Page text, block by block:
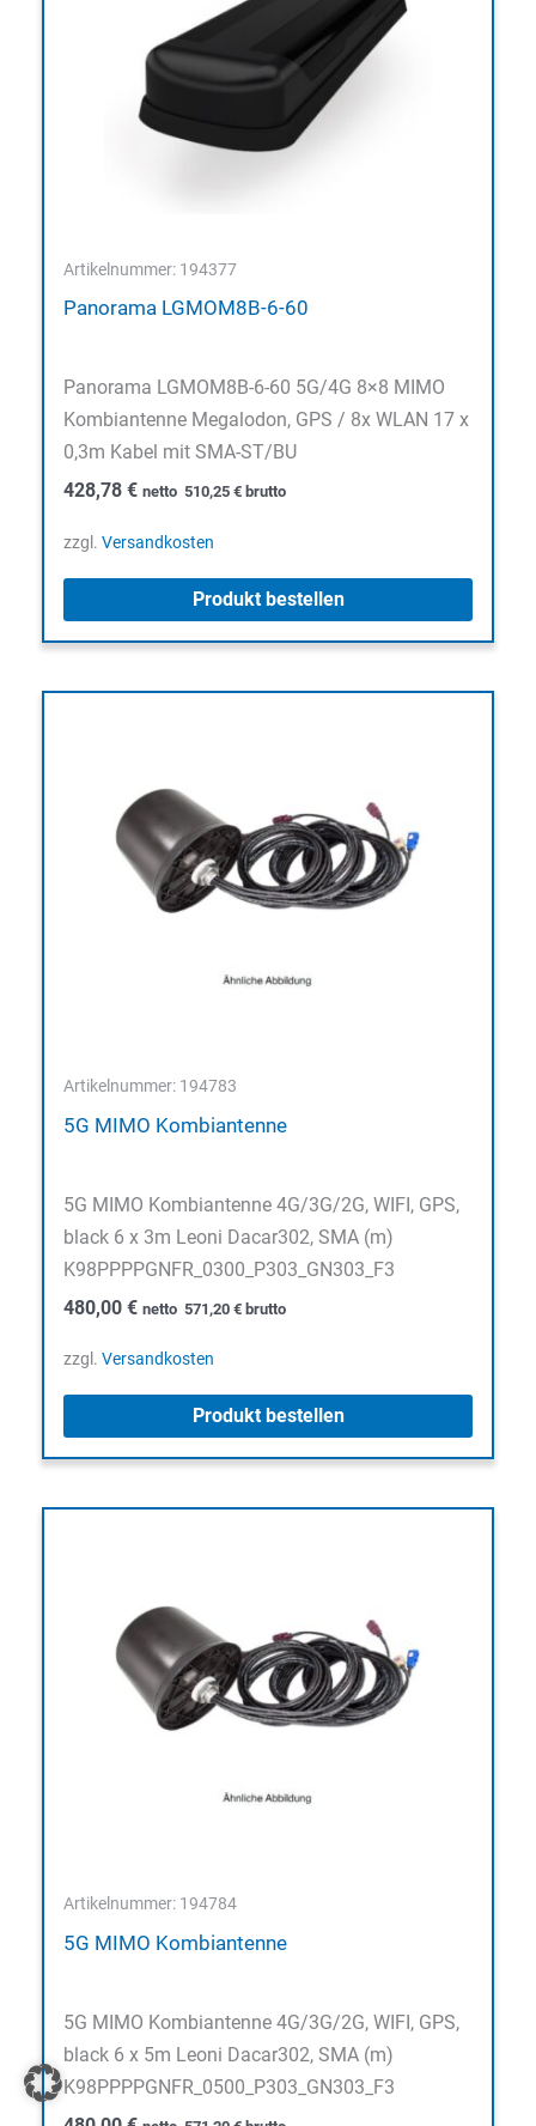
Artikelnummer: 194377
Panorama LGMOM8B-6-60
Panorama LGMOM8B-6-60 5G/4G 8×8 MIMO
Kombiantenne Megalodon, GPS / 8x WLAN 17 x
0,3m Kabel mit SMA-ST/BU
428,78 € netto 510,25 € brutto
zzgl. Versandkosten
Produkt bestellen
Artikelnummer: 194783
5G MIMO Kombiantenne
5G MIMO Kombiantenne 4G/3G/2G, WIFI, GPS,
black 6 x 3m Leoni Dacar302, SMA (m)
K98PPPPGNFR_0300_P303_GN303_F3
480,00 € netto 571,20 € brutto
zzgl. Versandkosten
Produkt bestellen
Artikelnummer: 194784
5G MIMO Kombiantenne
5G MIMO Kombiantenne 4G/3G/2G, WIFI, GPS,
black 6 x 5m Leoni Dacar302, SMA (m)
K98PPPPGNFR_0500_P303_GN303_F3